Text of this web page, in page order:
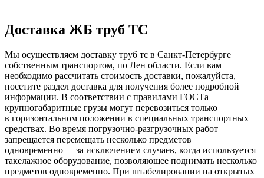
Доставка ЖБ труб ТС
Мы осуществляем доставку труб тс в Санкт-Петербурге
собственным транспортом, по Лен области. Если вам
необходимо рассчитать стоимость доставки, пожалуйста,
посетите раздел доставка для получения более подробной
информации. В соответствии с правилами ГОСТа
крупногабаритные грузы могут перевозиться только
в горизонтальном положении в специальных транспортных
средствах. Во время погрузочно-разгрузочных работ
запрещается перемещать несколько предметов
одновременно — за исключением случаев, когда используется
такелажное оборудование, позволяющее поднимать несколько
предметов одновременно. При штабелировании на открытых